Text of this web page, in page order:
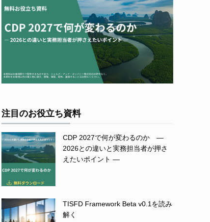
注目のお役立ち資料
CDP 2027で何が変わるのか ―
2026との違いと実務担当者が押さ
えたいポイント ―
TISFD Framework Beta v0.1を読み
解く